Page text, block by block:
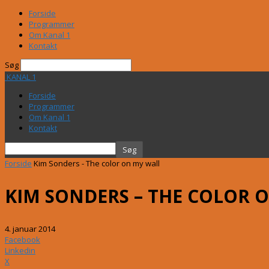
Forside
Programmer
Om Kanal 1
Kontakt
Søg
KANAL 1
Forside
Programmer
Om Kanal 1
Kontakt
Forside Kim Sonders - The color on my wall
KIM SONDERS – THE COLOR
4. januar 2014
Facebook
Linkedin
X